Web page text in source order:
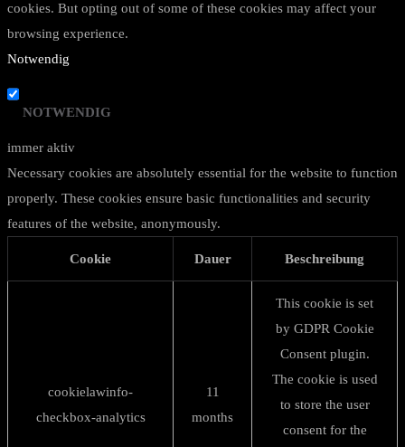
cookies. But opting out of some of these cookies may affect your
browsing experience.
Notwendig
NOTWENDIG
immer aktiv
Necessary cookies are absolutely essential for the website to function
properly. These cookies ensure basic functionalities and security
features of the website, anonymously.
Cookie Dauer Beschreibung
cookielawinfo-
checkbox-analytics
11
months
This cookie is set
by GDPR Cookie
Consent plugin.
The cookie is used
to store the user
consent for the